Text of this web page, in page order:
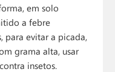
em solo
a febre
para evitar a picada,
grama alta, usar
insetos.